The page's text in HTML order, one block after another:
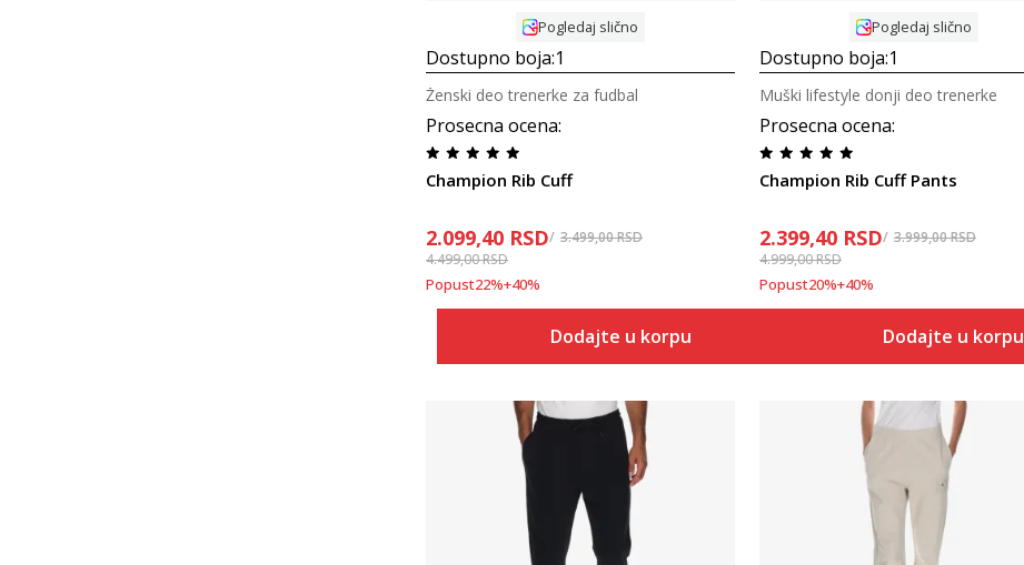
Pogledaj slično
Dostupno boja:1
Prosecna ocena:
Champion Rib Cuff
Ženski deo trenerke za fudbal
2.099,40 RSD 3.499,00RSD
4.499,00RSD
Popust22%+40%
Dodajte u korpu
Pogledaj slično
Dostupno boja:1
Prosecna ocena:
Champion Rib Cuff Pants
Muški lifestyle donji deo trenerke
2.399,40 RSD 3.999,00RSD
4.999,00RSD
Popust20%+40%
Dodajte u korpu
Uporedi Uporedi